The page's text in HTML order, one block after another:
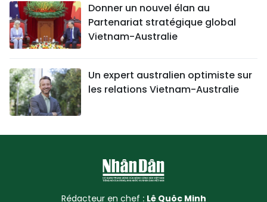
Donner un nouvel élan au
Partenariat stratégique global
Vietnam-Australie
Un expert australien optimiste sur
les relations Vietnam-Australie
Rédacteur en chef : Lê Quôc Minh